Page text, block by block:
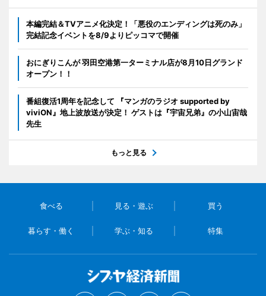
本編完結＆TVアニメ化決定！「悪役のエンディングは死のみ」
完結記念イベントを8/9よりピッコマで開催
おにぎりこんが 羽田空港第一ターミナル店が8月10日グランド
オープン！！
番組復活1周年を記念して 『マンガのラジオ supported by
viviON』地上波放送が決定！ ゲストは『宇宙兄弟』の小山宙哉
先生
もっと見る
食べる 見る・遊ぶ 買う
暮らす・働く 学ぶ・知る 特集